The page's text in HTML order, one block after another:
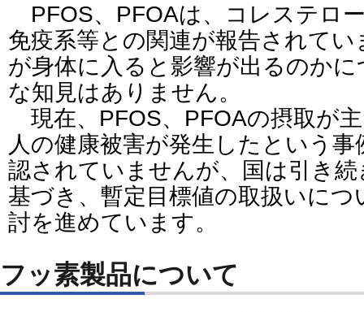
PFOS、PFOAは、コレステロ
免疫系等との関連が報告されて
が身体に入ると影響が出るのか
な知見はありません。
現在、PFOS、PFOAの摂取が
人の健康被害が発生したという
認されていませんが、国は引き
基づき、暫定目標値の取扱いに
討を進めています。
フッ素製品について